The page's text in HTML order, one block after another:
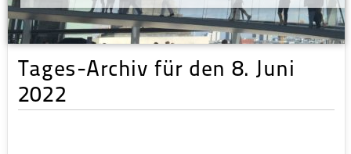
Tages-Archiv für den 8. Juni
2022